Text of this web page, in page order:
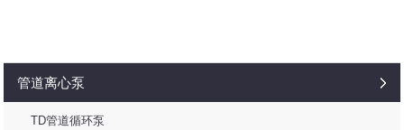
管道离心泵
TD管道循环泵